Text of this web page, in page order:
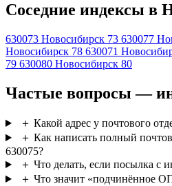
Соседние индексы в
630073 Новосибирск 73 630077
Новосибирск 78 630071
79 630080 Новосибирск 80
Частые вопросы —
＋ Какой адрес у почтового
＋ Как написать полный
630075?
＋ Что делать, если посылка с
＋ Что значит «подчинённое